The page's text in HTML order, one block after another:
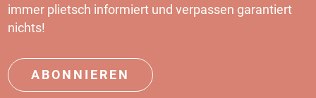
immer plietsch informiert und verpassen garantiert
nichts!
ABONNIEREN